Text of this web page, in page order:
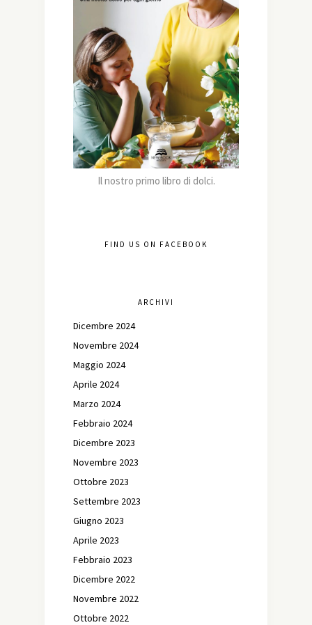
Il nostro primo libro di dolci.
FIND US ON FACEBOOK
ARCHIVI
Dicembre 2024
Novembre 2024
Maggio 2024
Aprile 2024
Marzo 2024
Febbraio 2024
Dicembre 2023
Novembre 2023
Ottobre 2023
Settembre 2023
Giugno 2023
Aprile 2023
Febbraio 2023
Dicembre 2022
Novembre 2022
Ottobre 2022